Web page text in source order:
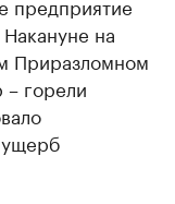
на
Приразломном
горели
ущерб